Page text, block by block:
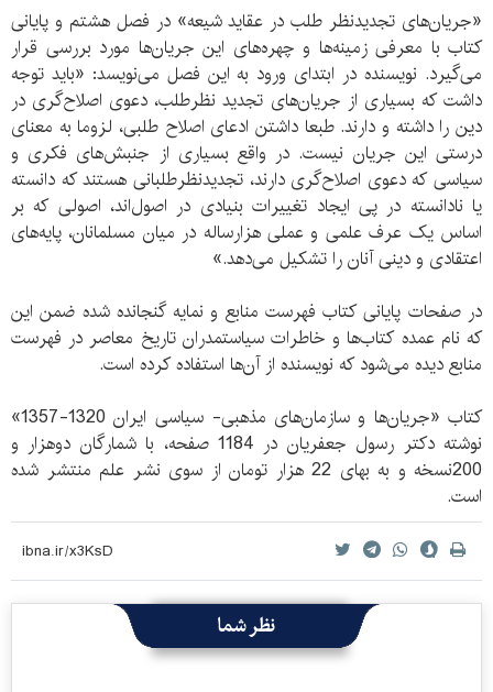
«جریان‌های تجدیدنظر طلب در عقاید شیعه» در فصل هشتم و پایانی
کتاب با معرفی زمینه‌ها و چهره‌های این جریان‌ها مورد بررسی قرار
می‌گیرد. نویسنده در ابتدای ورود به این فصل می‌نویسد: «باید توجه
داشت که بسیاری از جریان‌های تجدید نظرطلب، دعوی اصلاح‌گری در
دین را داشته و دارند. طبعا داشتن ادعای اصلاح طلبی، لزوما به معنای
درستی این جریان نیست. در واقع بسیاری از جنبش‌های فکری و
سیاسی که دعوی اصلاح‌گری دارند، تجدیدنظرطلبانی هستند که دانسته
یا نادانسته در پی ایجاد تغییرات بنیادی در اصول‌اند، اصولی که بر
اساس یک عرف علمی و عملی هزارساله در میان مسلمانان، پایه‌های
اعتقادی و دینی آنان را تشکیل می‌دهد.»
در صفحات پایانی کتاب فهرست منابع و نمایه گنجانده شده ضمن این
که نام عمده کتاب‌ها و خاطرات سیاستمدران تاریخ معاصر در فهرست
منابع دیده می‌شود که نویسنده از آن‌ها استفاده کرده است.
کتاب «جریان‌ها و سازمان‌های مذهبی- سیاسی ایران 1320-1357»
نوشته دکتر رسول جعفریان در 1184 صفحه، با شمارگان دوهزار و
200نسخه و به بهای 22 هزار تومان از سوی نشر علم منتشر شده
است.
نظر شما